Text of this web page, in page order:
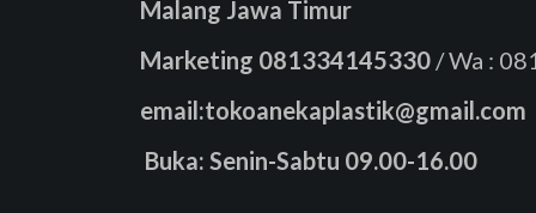
Malang Jawa Timur
Marketing 081334145330 / Wa :
email:tokoanekaplastik@gmail.com
Buka: Senin-Sabtu 09.00-16.00